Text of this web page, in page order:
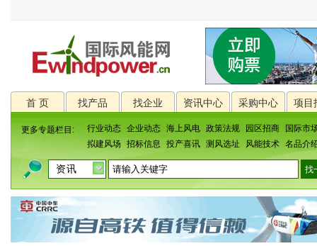
首 页 找产品 找企业 资讯中心 采购中心 项目
更多专题栏目: 行业动态 企业动态 海上风电 政策法规 园区招商
国际市
拟建风场
招标信息 投产喜讯 测风选址 风能技术 名品介